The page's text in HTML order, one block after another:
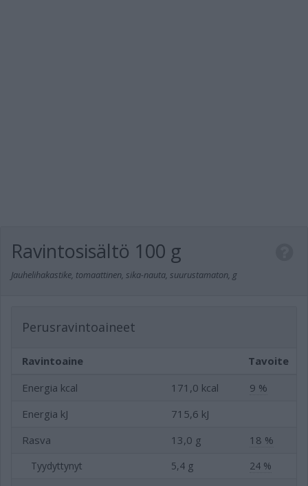
Ravintosisältö 100 g
Jauhelihakastike, tomaattinen, sika-nauta, suurustamaton, g
Perusravintoaineet
Ravintoaine
Tavoite
Energia kcal
171,0 kcal
9 %
Energia kJ
715,6 kJ
Rasva
13,0 g 18 %
Tyydyttynyt 5,4 g
24 %